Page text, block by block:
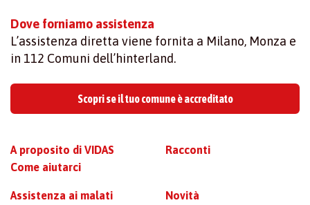
Dove forniamo assistenza
L’assistenza diretta viene fornita a Milano, Monza e
in 112 Comuni dell’hinterland.
Scopri se il tuo comune è accreditato
A proposito di VIDAS
Come aiutarci
Assistenza ai malati
Racconti
Novità